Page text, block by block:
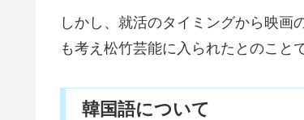
しかし、就活のタイミングから映画
も考え松竹芸能に入られたとのこと
韓国語について